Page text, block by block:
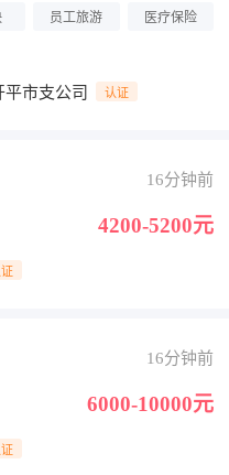
员工旅游 医疗保险
市支公司 认证
16分钟前
4200-5200元
16分钟前
6000-10000元